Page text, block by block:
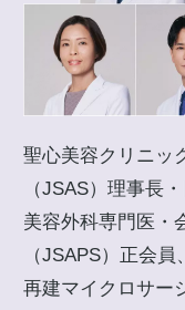
聖心美容クリニッ
（JSAS）理事長
美容外科専門医・
（JSAPS）正会
再建マイクロサー